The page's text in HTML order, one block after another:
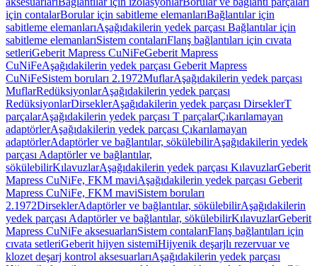
için contalarBorular için sabitleme elemanlarıBağlantılar için
sabitleme elemanlarıAşağıdakilerin yedek parçası Bağlantılar için
sabitleme elemanlarıSistem contalarıFlanş bağlantıları için cıvata
setleriGeberit Mapress CuNiFeGeberit Mapress
CuNiFeAşağıdakilerin yedek parçası Geberit Mapress
CuNiFeSistem boruları 2.1972MuflarAşağıdakilerin yedek parçası
MuflarRedüksiyonlarAşağıdakilerin yedek parçası
RedüksiyonlarDirseklerAşağıdakilerin yedek parçası DirseklerT
parçalarAşağıdakilerin yedek parçası T parçalarÇıkarılamayan
adaptörlerAşağıdakilerin yedek parçası Çıkarılamayan
adaptörlerAdaptörler ve bağlantılar, sökülebilirAşağıdakilerin yedek
parçası Adaptörler ve bağlantılar,
sökülebilirKılavuzlarAşağıdakilerin yedek parçası KılavuzlarGeberit
Mapress CuNiFe, FKM maviAşağıdakilerin yedek parçası Geberit
Mapress CuNiFe, FKM maviSistem boruları
2.1972DirseklerAdaptörler ve bağlantılar, sökülebilirAşağıdakilerin
yedek parçası Adaptörler ve bağlantılar, sökülebilirKılavuzlarGeberit
Mapress CuNiFe aksesuarlarıSistem contalarıFlanş bağlantıları için
cıvata setleriGeberit hijyen sistemiHijyenik deşarjlı rezervuar ve
klozet deşarj kontrol aksesuarlarıAşağıdakilerin yedek parçası